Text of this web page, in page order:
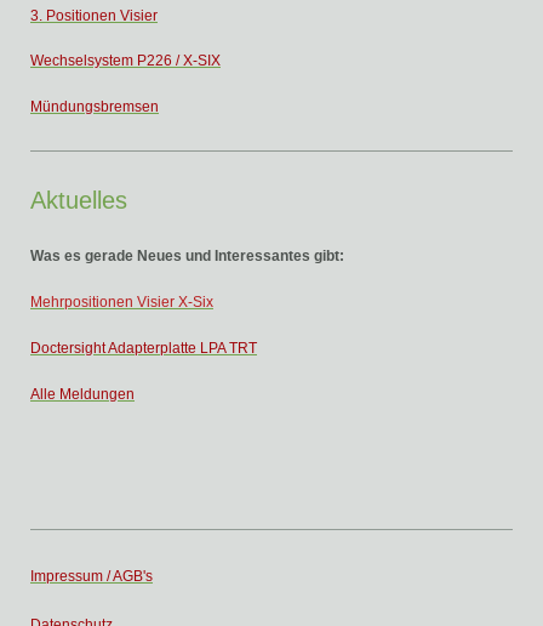
3. Positionen Visier
Wechselsystem P226 / X-SIX
Mündungsbremsen
Aktuelles
Was es gerade Neues und Interessantes gibt:
Mehrpositionen Visier X-Six
Doctersight Adapterplatte LPA TRT
Alle Meldungen
Impressum / AGB's